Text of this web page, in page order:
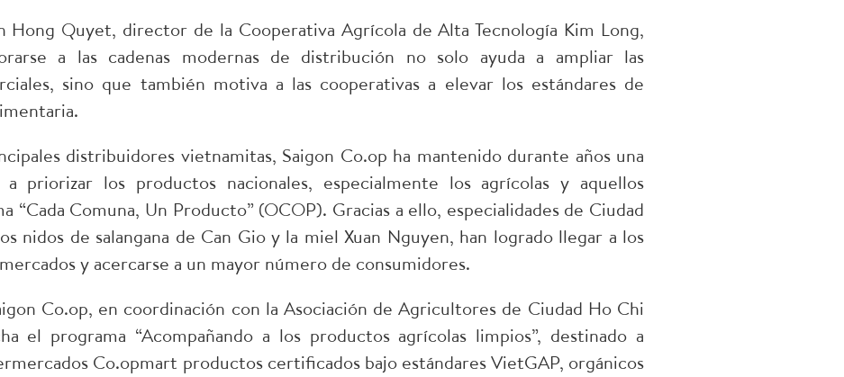
Hong Quyet, director de la Cooperativa Agrícola de Alta Tecnología Kim Long,
a las cadenas modernas de distribución no solo ayuda a ampliar las
sino que también motiva a las cooperativas a elevar los estándares de
distribuidores vietnamitas, Saigon Co.op ha mantenido durante años una
priorizar los productos nacionales, especialmente los agrícolas y aquellos
“Cada Comuna, Un Producto” (OCOP). Gracias a ello, especialidades de Ciudad
nidos de salangana de Can Gio y la miel Xuan Nguyen, han logrado llegar a los
y acercarse a un mayor número de consumidores.
Co.op, en coordinación con la Asociación de Agricultores de Ciudad Ho Chi
el programa “Acompañando a los productos agrícolas limpios”, destinado a
Co.opmart productos certificados bajo estándares VietGAP, orgánicos